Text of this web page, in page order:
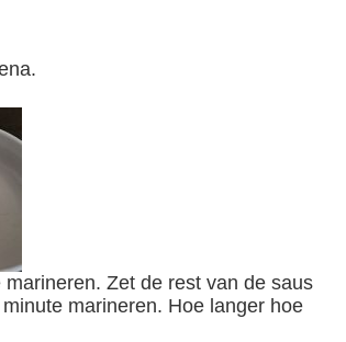
marineren. Hoe langer hoe